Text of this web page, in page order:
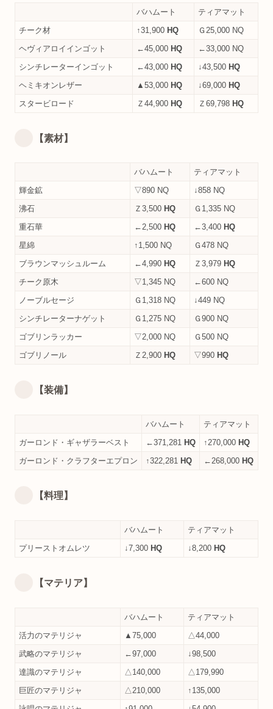
バハムート
ティアマット
チーク材
↑31,900 HQ
Ｇ25,000 NQ
ヘヴィアロイインゴット
←45,000 HQ
←33,000 NQ
シンチレーターインゴット
←43,000 HQ ↓43,500 HQ
ヘミキオンレザー
▲53,000 HQ ↓69,000 HQ
スタービロード
Ｚ44,900 HQ Ｚ69,798 HQ
【素材】
バハムート
ティアマット
輝金鉱
▽890 NQ
↓858 NQ
沸石
Ｚ3,500 HQ
Ｇ1,335 NQ
重石華
←2,500 HQ ←3,400 HQ
星綿
↑1,500 NQ
Ｇ478 NQ
ブラウンマッシュルーム
←4,990 HQ Ｚ3,979 HQ
チーク原木
▽1,345 NQ
←600 NQ
ノーブルセージ
Ｇ1,318 NQ
↓449 NQ
シンチレーターナゲット
Ｇ1,275 NQ
Ｇ900 NQ
ゴブリンラッカー
▽2,000 NQ
Ｇ500 NQ
ゴブリノール
Ｚ2,900 HQ ▽990 HQ
【装備】
バハムート
ティアマット
ガーロンド・ギャザラーベスト
←371,281 HQ ↑270,000 HQ
ガーロンド・クラフターエプロン
↑322,281 HQ ←268,000 HQ
【料理】
バハムート
ティアマット
プリーストオムレツ
↓7,300 HQ ↓8,200 HQ
【マテリア】
バハムート
ティアマット
活力のマテリジャ
▲75,000
△44,000
武略のマテリジャ
←97,000
↓98,500
達識のマテリジャ
△140,000
△179,990
巨匠のマテリジャ
△210,000
↑135,000